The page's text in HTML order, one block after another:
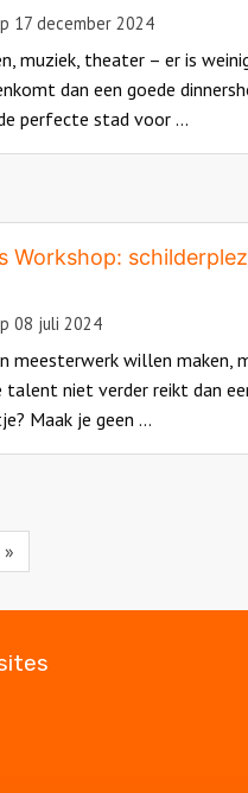
17 december 2024
muziek, theater – er is
dan een goede
perfecte stad voor ...
Workshop:
08 juli 2024
meesterwerk willen maken,
talent niet verder reikt dan
Maak je geen ...
»